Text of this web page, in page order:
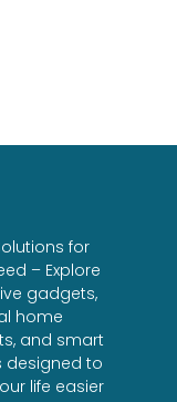
for
– Explore
gadgets,
home
and smart
designed to
life easier